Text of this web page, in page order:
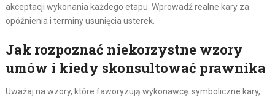
akceptacji wykonania każdego etapu. Wprowadź realne kary za
opóźnienia i terminy usunięcia usterek.
Jak rozpoznać niekorzystne wzory
umów i kiedy skonsultować prawnika
Uważaj na wzory, które faworyzują wykonawcę: symboliczne kary,